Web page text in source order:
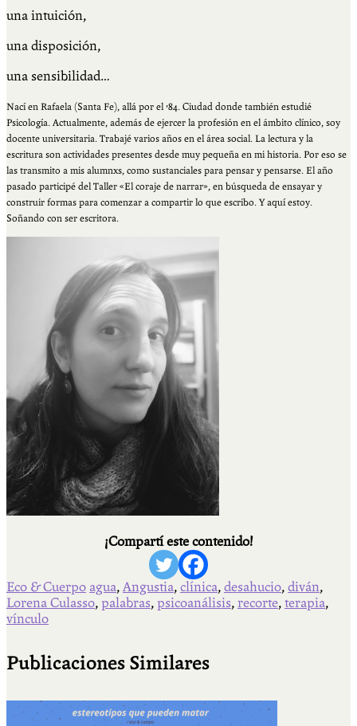
una intuición,
una disposición,
una sensibilidad…
Nací en Rafaela (Santa Fe), allá por el ’84. Ciudad donde también estudié
Psicología. Actualmente, además de ejercer la profesión en el ámbito clínico, soy
docente universitaria. Trabajé varios años en el área social. La lectura y la
escritura son actividades presentes desde muy pequeña en mi historia. Por eso se
las transmito a mis alumnxs, como sustanciales para pensar y pensarse. El año
pasado participé del Taller «El coraje de narrar», en búsqueda de ensayar y
construir formas para comenzar a compartir lo que escribo. Y aquí estoy.
Soñando con ser escritora.
¡Compartí este contenido!
Eco & Cuerpo agua, Angustia, clínica, desahucio, diván,
Lorena Culasso, palabras, psicoanálisis, recorte, terapia,
vínculo
Publicaciones Similares